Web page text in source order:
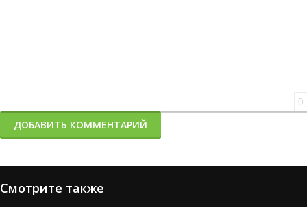
0
ДОБАВИТЬ КОММЕНТАРИЙ
Смотрите также